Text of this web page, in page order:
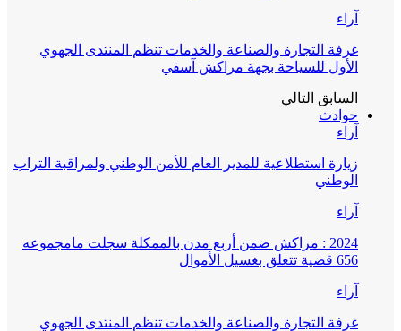
آراء
غرفة التجارة والصناعة والخدمات تنظم المنتدى الجهوي
الأول للسياحة بجهة مراكش آسفي
السابق التالي
حوادث
آراء
زيارة استطلاعية للمدير العام للأمن الوطني ولمراقبة التراب
الوطني
آراء
2024 : مراكش ضمن أربع مدن بالممكلة سجلت مامجموعه
656 قضية تتعلق بغسيل الأموال
آراء
غرفة التجارة والصناعة والخدمات تنظم المنتدى الجهوي